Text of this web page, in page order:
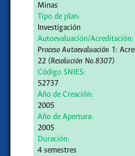
Minas
Tipo de plan:
Investigación
Autoevaluación/Acreditación:
Proceso Autoevaluación 1:
22(Resolución No.8307)
Código SNIES:
52737
Año de Creación:
2005
Año de Apertura:
2005
Duración:
4 semestres